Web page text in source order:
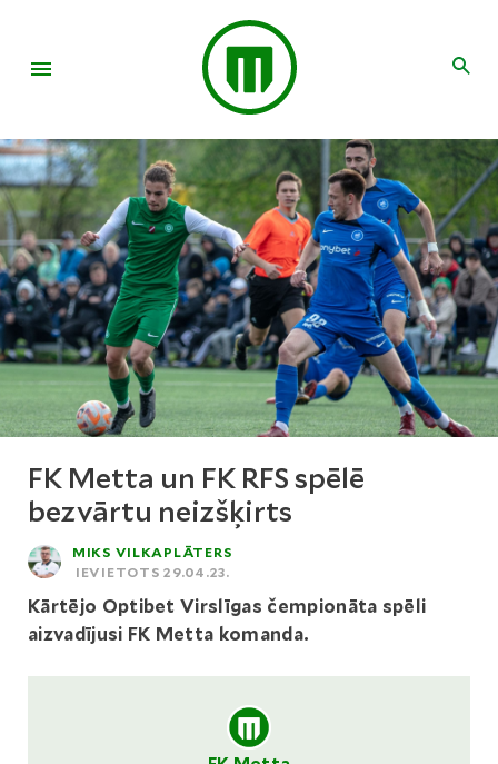
FK Metta un FK RFS spēlē
bezvārtu neizšķirts
MIKS VILKAPLĀTERS
IEVIETOTS 29.04.23.
Kārtējo Optibet Virslīgas čempionāta spēli
aizvadījusi FK Metta komanda.